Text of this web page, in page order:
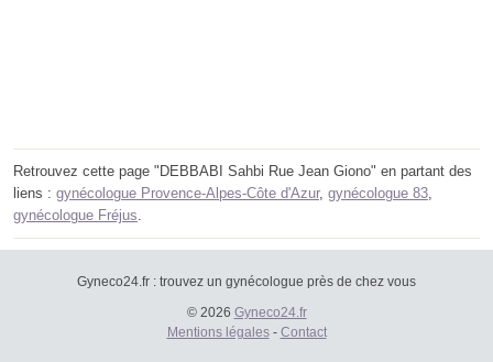
Retrouvez cette page "DEBBABI Sahbi Rue Jean Giono" en partant des
liens : gynécologue Provence-Alpes-Côte d'Azur, gynécologue 83,
gynécologue Fréjus.
Gyneco24.fr : trouvez un gynécologue près de chez vous
© 2026 Gyneco24.fr
Mentions légales- Contact